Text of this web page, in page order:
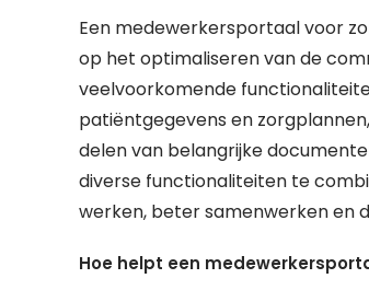
Een medewerkersportaal voor
op het optimaliseren van de
veelvoorkomende
patiëntgegevens en
delen van belangrijke
diverse functionaliteiten te
werken, beter samenwerken en
Hoe helpt een